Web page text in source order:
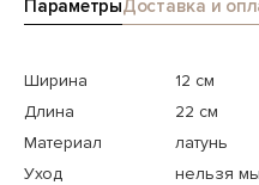
ПараметрыДоставка и
Ширина
12 см
Длина
22 см
Материал
латунь
Уход
нельзя